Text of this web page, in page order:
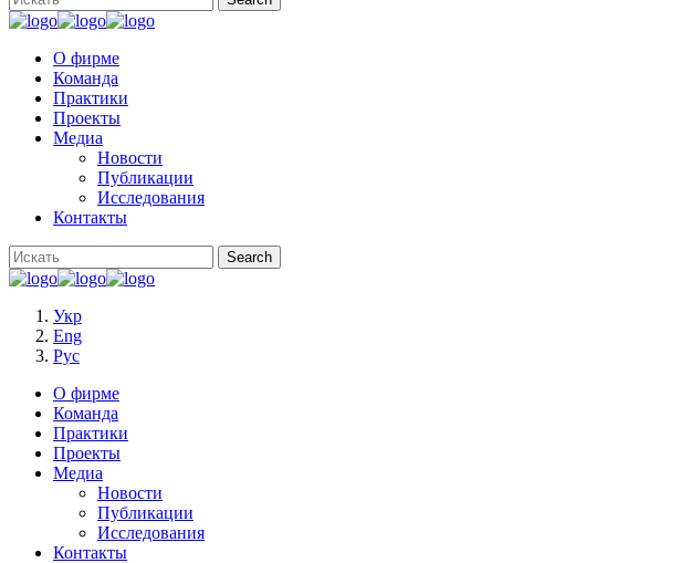
О фирме
Команда
Практики
Проекты
Медиа
Новости
Публикации
Исследования
Контакты
Укр
Eng
Рус
О фирме
Команда
Практики
Проекты
Медиа
Новости
Публикации
Исследования
Контакты